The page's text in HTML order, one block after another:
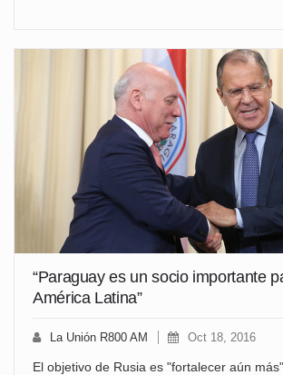
“Paraguay es un socio importante
América Latina”
La Unión R800 AM Oct 18, 2016
El objetivo de Rusia es "fortalecer aún